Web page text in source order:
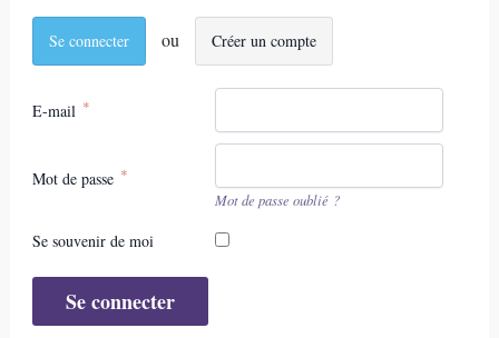
Se connecter Créer un compte
E-mail
Mot de passe
Mot de passe oublié ?
Se souvenir de moi